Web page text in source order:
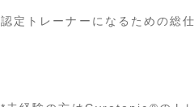
認定トレーナーになるための総